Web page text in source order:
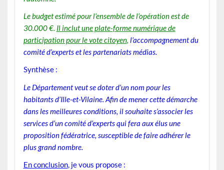
Le budget estimé pour l’ensemble de l’opération est de
30.000 €. Il inclut une plate-forme numérique de
participation pour le vote citoyen, l’accompagnement du
comité d’experts et les partenariats médias.
Synthèse:
Le Département veut se doter d’un nom pour les
habitants d’Ille-et-Vilaine. Afin de mener cette démarche
dans les meilleures conditions, il souhaite s’associer les
services d’un comité d’experts qui fera aux élus une
proposition fédératrice, susceptible de faire adhérer le
plus grand nombre.
En conclusion, je vous propose :